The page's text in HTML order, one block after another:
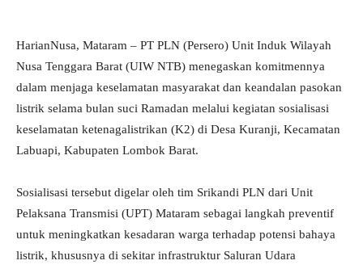
HarianNusa, Mataram – PT PLN (Persero) Unit Induk Wilayah
Nusa Tenggara Barat (UIW NTB) menegaskan komitmennya
dalam menjaga keselamatan masyarakat dan keandalan pasokan
listrik selama bulan suci Ramadan melalui kegiatan sosialisasi
keselamatan ketenagalistrikan (K2) di Desa Kuranji, Kecamatan
Labuapi, Kabupaten Lombok Barat.
Sosialisasi tersebut digelar oleh tim Srikandi PLN dari Unit
Pelaksana Transmisi (UPT) Mataram sebagai langkah preventif
untuk meningkatkan kesadaran warga terhadap potensi bahaya
listrik, khususnya di sekitar infrastruktur Saluran Udara